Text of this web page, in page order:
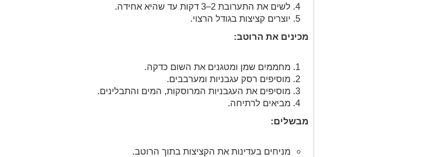
לשים את התערובת 2–3 דקות עד שהיא אחידה.
יוצרים קציצות בגודל הרצוי.
מכינים את הרוטב:
מחממים שמן ומטגנים את השום כדקה.
מוסיפים רסק עגבניות ומערבבים.
מוסיפים את העגבניות המרוסקות, המים והתבלינים.
מביאים לרתיחה.
מבשלים:
מניחים בעדינות את הקציצות בתוך הרוטב.